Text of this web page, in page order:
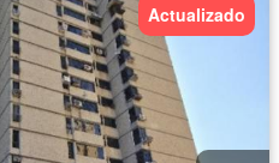
Actualizado